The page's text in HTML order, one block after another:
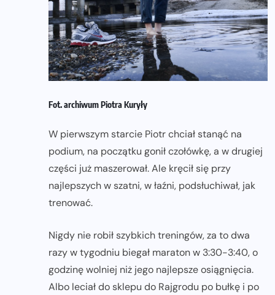
Fot. archiwum Piotra Kuryły
W pierwszym starcie Piotr chciał stanąć na
podium, na początku gonił czołówkę, a w drugiej
części już maszerował. Ale kręcił się przy
najlepszych w szatni, w łaźni, podsłuchiwał, jak
trenować.
Nigdy nie robił szybkich treningów, za to dwa
razy w tygodniu biegał maraton w 3:30-3:40, o
godzinę wolniej niż jego najlepsze osiągnięcia.
Albo leciał do sklepu do Rajgrodu po bułkę i po